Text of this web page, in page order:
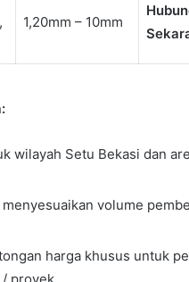
1,20mm – 10mm
wilayah Setu Bekasi dan
menyesuaikan volume
harga khusus untuk